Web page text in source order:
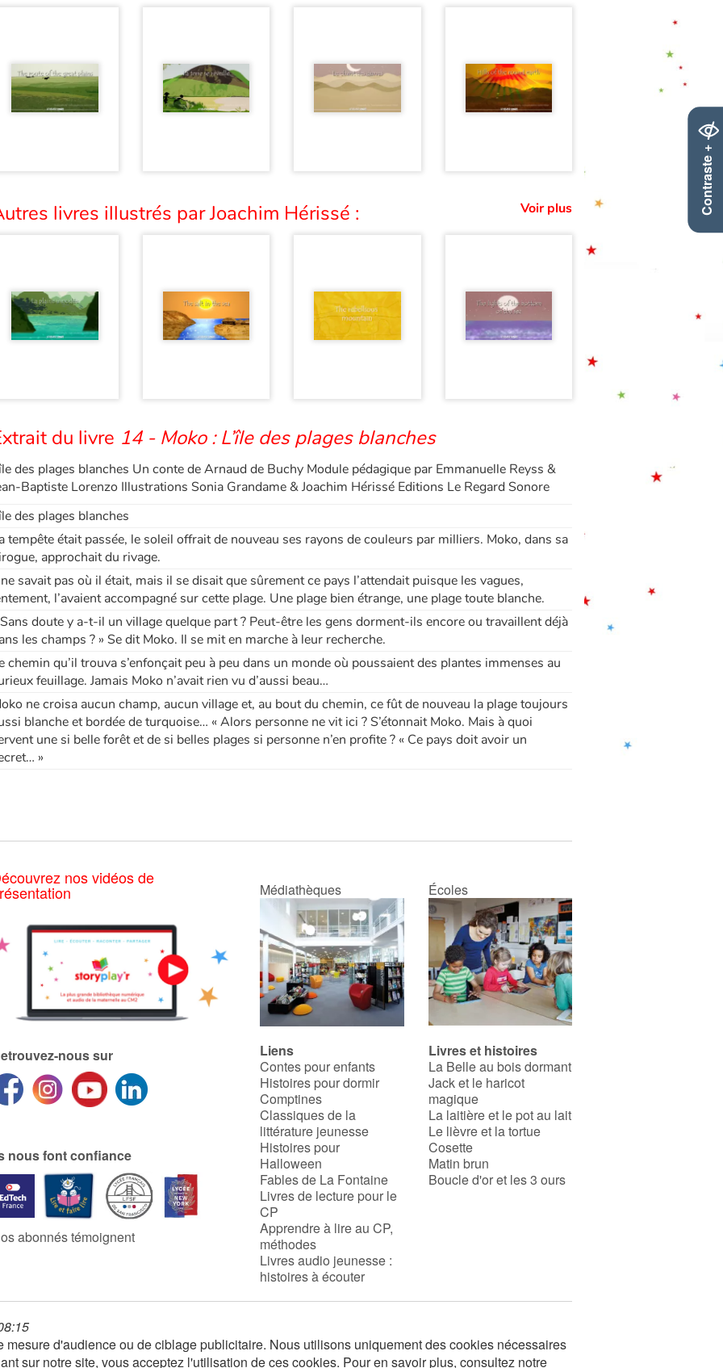
Contraste +
livres illustrés par Joachim Hérissé : Voir plus
du livre 14 - Moko : L’île des plages blanches
des plages blanches Un conte de Arnaud de Buchy Module pédagique par Emmanuelle Reyss &
Baptiste Lorenzo Illustrations Sonia Grandame & Joachim Hérissé Editions Le Regard Sonore
des plages blanches
tempête était passée, le soleil offrait de nouveau ses rayons de couleurs par milliers. Moko, dans sa
approchait du rivage.
savait pas où il était, mais il se disait que sûrement ce pays l’attendait puisque les vagues,
l’avaient accompagné sur cette plage. Une plage bien étrange, une plage toute blanche.
doute y a-t-il un village quelque part ? Peut-être les gens dorment-ils encore ou travaillent déjà
les champs ? » Se dit Moko. Il se mit en marche à leur recherche.
chemin qu’il trouva s’enfonçait peu à peu dans un monde où poussaient des plantes immenses au
feuillage. Jamais Moko n’avait rien vu d’aussi beau…
ne croisa aucun champ, aucun village et, au bout du chemin, ce fût de nouveau la plage toujours
blanche et bordée de turquoise… « Alors personne ne vit ici ? S’étonnait Moko. Mais à quoi
une si belle forêt et de si belles plages si personne n’en profite ? « Ce pays doit avoir un
»
nos vidéos de
nous sur
nous font confiance
abonnés témoignent
Médiathèques Écoles
Liens
Contes pour enfants
Histoires pour dormir
Comptines
Classiques de la
littérature jeunesse
Histoires pour
Halloween
Fables de La Fontaine
Livres de lecture pour le
CP
Apprendre à lire au CP,
méthodes
Livres audio jeunesse :
histoires à écouter
Livres et histoires
La Belle au bois dormant
Jack et le haricot
magique
La laitière et le pot au lait
Le lièvre et la tortue
Cosette
Matin brun
Boucle d'or et les 3 ours
d'audience ou de ciblage publicitaire. Nous utilisons uniquement des cookies nécessaires
sur notre site, vous acceptez l'utilisation de ces cookies. Pour en savoir plus, consultez notre